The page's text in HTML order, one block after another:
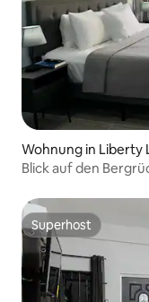
Wohnung in Liberty
Blick auf den
Superhost
Superhost